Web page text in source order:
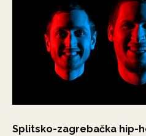
Splitsko-zagrebačka hip-